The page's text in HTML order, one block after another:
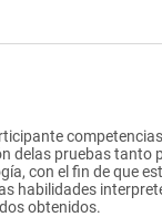
delas pruebas tanto
con el fin de que
habilidades
obtenidos.